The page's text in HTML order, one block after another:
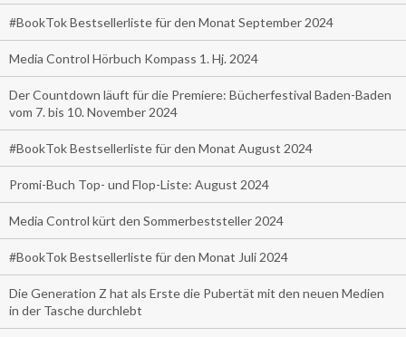
#BookTok Bestsellerliste für den Monat September 2024
Media Control Hörbuch Kompass 1. Hj. 2024
Der Countdown läuft für die Premiere: Bücherfestival Baden-Baden
vom 7. bis 10. November 2024
#BookTok Bestsellerliste für den Monat August 2024
Promi-Buch Top- und Flop-Liste: August 2024
Media Control kürt den Sommerbeststeller 2024
#BookTok Bestsellerliste für den Monat Juli 2024
Die Generation Z hat als Erste die Pubertät mit den neuen Medien
in der Tasche durchlebt